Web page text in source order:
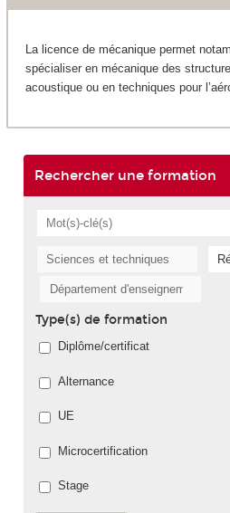
La licence de mécanique permet
spécialiser en mécanique des
acoustique ou en techniques pour
Rechercher une formation
Type(s) de formation
Diplôme/certificat
Alternance
UE
Microcertification
Stage